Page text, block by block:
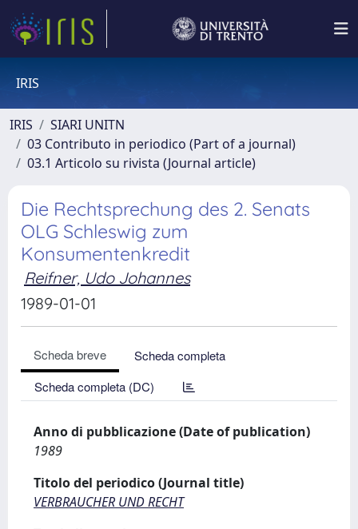
IRIS
IRIS
SIARI UNITN
03 Contributo in periodico (Part of a journal)
03.1 Articolo su rivista (Journal article)
Die Rechtsprechung des 2. Senats
OLG Schleswig zum
Konsumentenkredit
Reifner, Udo Johannes
1989-01-01
Scheda breve
Scheda completa
Scheda completa (DC)
Anno di pubblicazione (Date of publication)
1989
Titolo del periodico (Journal title)
VERBRAUCHER UND RECHT